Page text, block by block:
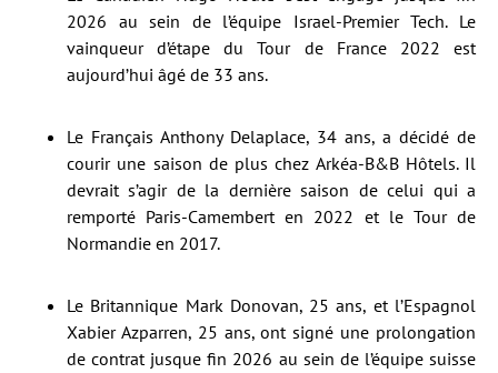
2026 au sein de l’équipe Israel-Premier Tech. Le
vainqueur d’étape du Tour de France 2022 est
aujourd’hui âgé de 33 ans.
Le Français Anthony Delaplace, 34 ans, a décidé de
courir une saison de plus chez Arkéa-B&B Hôtels. Il
devrait s’agir de la dernière saison de celui qui a
remporté Paris-Camembert en 2022 et le Tour de
Normandie en 2017.
Le Britannique Mark Donovan, 25 ans, et l’Espagnol
Xabier Azparren, 25 ans, ont signé une prolongation
de contrat jusque fin 2026 au sein de l’équipe suisse